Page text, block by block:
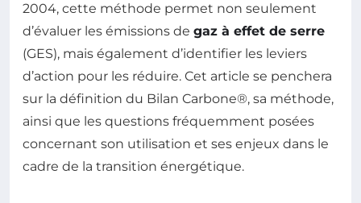
2004, cette méthode permet non seulement
d’évaluer les émissions de gaz à effet de serre
(GES), mais également d’identifier les leviers
d’action pour les réduire. Cet article se penchera
sur la définition du Bilan Carbone®, sa méthode,
ainsi que les questions fréquemment posées
concernant son utilisation et ses enjeux dans le
cadre de la transition énergétique.